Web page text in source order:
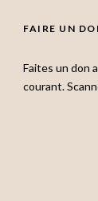
FAIRE UN
Faites un don
courant.